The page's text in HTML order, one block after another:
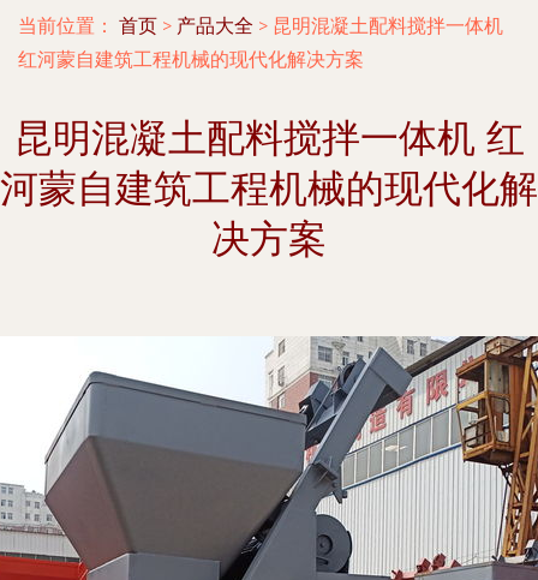
当前位置： 首页 > 产品大全 > 昆明混凝土配料搅拌一体机
红河蒙自建筑工程机械的现代化解决方案
昆明混凝土配料搅拌一体机 红
河蒙自建筑工程机械的现代化解
决方案